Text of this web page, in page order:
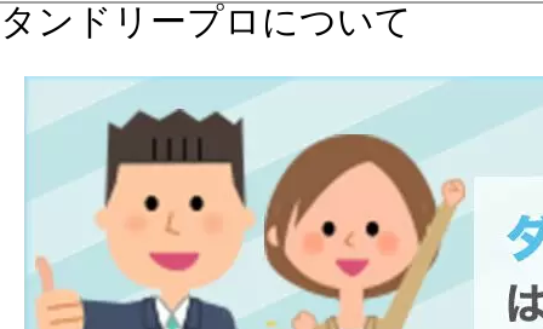
タンドリープロについて